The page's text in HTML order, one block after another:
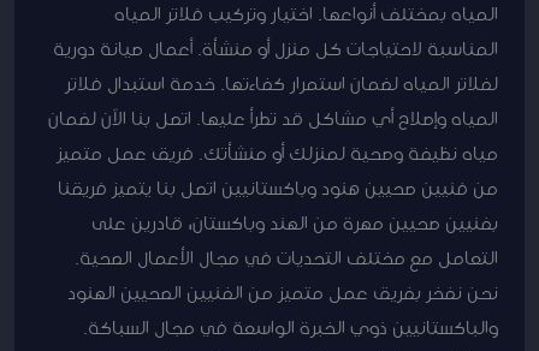
المياه بمختلف أنواعها. اختيار وتركيب فلاتر المياه
المناسبة لاحتياجات كل منزل أو منشأة. أعمال صيانة دورية
لفلاتر المياه لضمان استمرار كفاءتها. خدمة استبدال فلاتر
المياه وإصلاح أي مشاكل قد تطرأ عليها. اتصل بنا الآن لضمان
مياه نظيفة وصحية لمنزلك أو منشأتك. فريق عمل متميز
من فنيين صحيين هنود وباكستانيين اتصل بنا يتميز فريقنا
بفنيين صحيين مهرة من الهند وباكستان، قادرين على
التعامل مع مختلف التحديات في مجال الأعمال الصحية.
نحن نفخر بفريق عمل متميز من الفنيين الصحيين الهنود
والباكستانيين ذوي الخبرة الواسعة في مجال السباكة.